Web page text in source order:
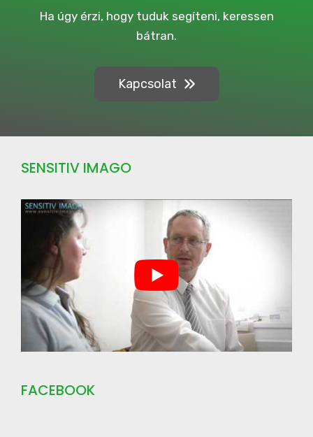
Ha úgy érzi, hogy tuduk segíteni, keressen
bátran.
Kapcsolat
SENSITIV IMAGO
FACEBOOK